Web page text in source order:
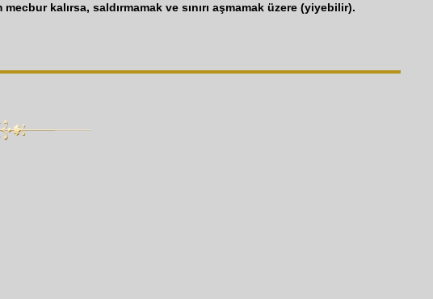
kalırsa, saldırmamak ve sınırı aşmamak üzere (yiyebilir).